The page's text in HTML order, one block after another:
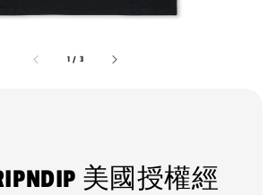
1 / 3
美國授權經